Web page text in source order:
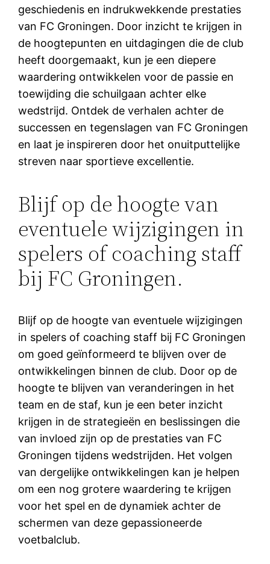
geschiedenis en indrukwekkende prestaties
van FC Groningen. Door inzicht te krijgen in
de hoogtepunten en uitdagingen die de club
heeft doorgemaakt, kun je een diepere
waardering ontwikkelen voor de passie en
toewijding die schuilgaan achter elke
wedstrijd. Ontdek de verhalen achter de
successen en tegenslagen van FC Groningen
en laat je inspireren door het onuitputtelijke
streven naar sportieve excellentie.
Blijf op de hoogte van
eventuele wijzigingen in
spelers of coaching staff
bij FC Groningen.
Blijf op de hoogte van eventuele wijzigingen
in spelers of coaching staff bij FC Groningen
om goed geïnformeerd te blijven over de
ontwikkelingen binnen de club. Door op de
hoogte te blijven van veranderingen in het
team en de staf, kun je een beter inzicht
krijgen in de strategieën en beslissingen die
van invloed zijn op de prestaties van FC
Groningen tijdens wedstrijden. Het volgen
van dergelijke ontwikkelingen kan je helpen
om een nog grotere waardering te krijgen
voor het spel en de dynamiek achter de
schermen van deze gepassioneerde
voetbalclub.